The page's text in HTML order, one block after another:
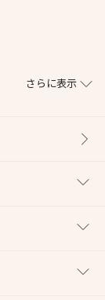
さらに表示